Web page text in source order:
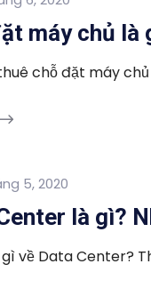
máy chủ là
chỗ đặt máy
5, 2020
là gì?
gì về Data Center?